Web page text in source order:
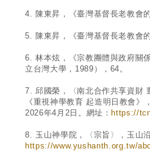
4. 陳東昇，《臺灣基督長老教會
5. 陳東昇，《臺灣基督長老教會
6. 林本炫，《宗教團體與政府關
立台灣大學，1989），64。
7. 邱國榮，〈南北合作共享資財
《重視神學教育 起造明日教會
2026年4月2日。網址： https://
8. 玉山神學院，〈宗旨〉，玉山
https://www.yushanth.org.tw/